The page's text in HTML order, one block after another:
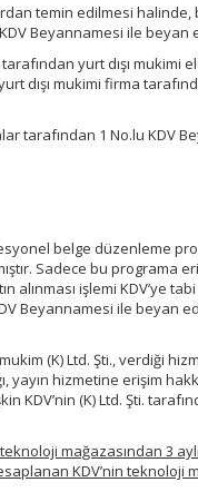
temin edilmesi halinde,
Beyannamesi ile beyan
yurt dışı mukimi
dışı mukimi firma
tarafından 1 No.lu KDV
belge düzenleme
Sadece bu programa
alınması işlemi KDV’ye
Beyannamesi ile beyan
(K) Ltd. Şti., verdiği
yayın hizmetine erişim
KDV’nin (K) Ltd. Şti.
mağazasından 3
KDV’nin teknoloji